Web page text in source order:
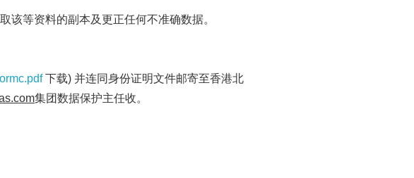
该等资料的副本及更正任何不准确数据。
下载) 并连同身份证明文件邮寄至香港北
集团数据保护主任收。